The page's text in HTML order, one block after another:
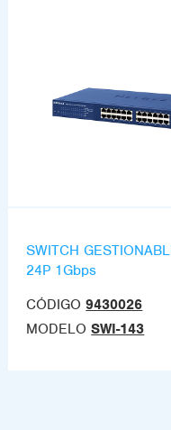
SWITCH
24P 1Gbps
CÓDIGO 9430026
MODELO SWI-143